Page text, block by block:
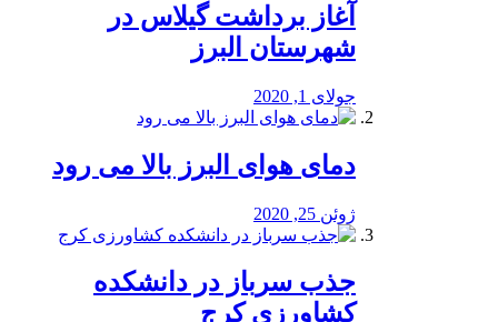
آغاز برداشت گیلاس در
شهرستان البرز
جولای 1, 2020
دمای هوای البرز بالا می رود
ژوئن 25, 2020
جذب سرباز در دانشکده
کشاورزی کرج